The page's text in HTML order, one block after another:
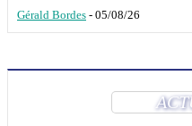
Gérald Bordes - 05/08/26